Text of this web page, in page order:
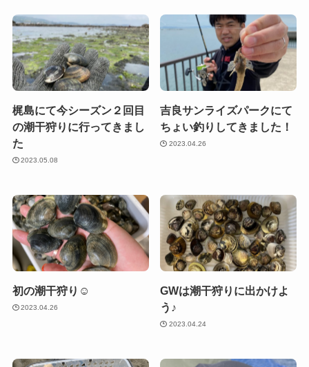
梶島にて今シーズン２回目
の潮干狩りに行ってきまし
た
2023.05.08
吉良サンライズパークにて
ちょい釣りしてきました！
2023.04.26
初の潮干狩り☺
2023.04.26
GWは潮干狩りに出かけよ
う♪
2023.04.24